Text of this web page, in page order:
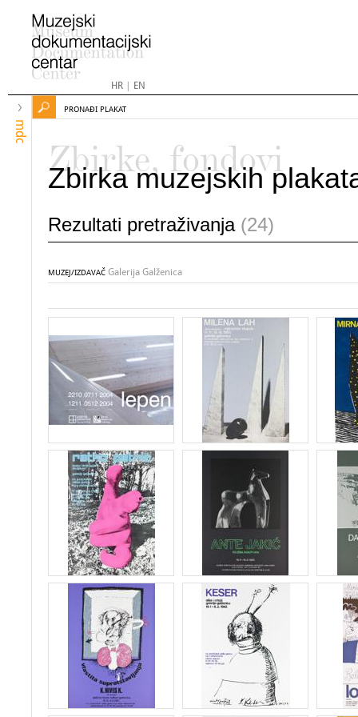
HR| EN
mdc
PRONAĐI PLAKAT
Zbirke, fondovi
Zbirka muzejskih
Rezultati pretraživanja (24)
MUZEJ/IZDAVAČ Galerija Galženica